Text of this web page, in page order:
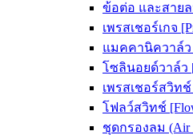
ข้อต่อ และสายล
เพรสเชอร์เกจ
แมคคานิควาล์ว
โซลินอยด์วาล์ว
เพรสเชอร์สวิทช์
โฟลว์สวิทช์
ชุดกรองลม (Air